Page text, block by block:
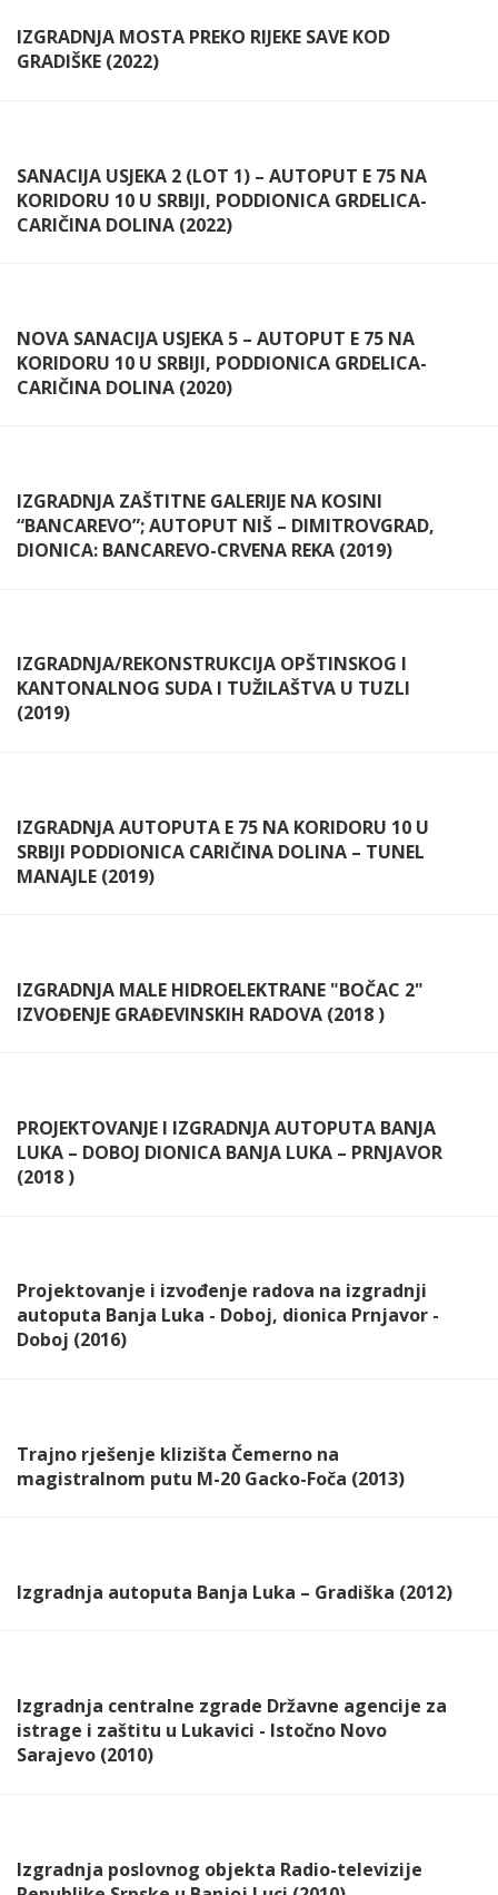
IZGRADNJA MOSTA PREKO RIJEKE SAVE KOD
GRADIŠKE (2022)
SANACIJA USJEKA 2 (LOT 1) – AUTOPUT E 75 NA
KORIDORU 10 U SRBIJI, PODDIONICA GRDELICA-
CARIČINA DOLINA (2022)
NOVA SANACIJA USJEKA 5 – AUTOPUT E 75 NA
KORIDORU 10 U SRBIJI, PODDIONICA GRDELICA-
CARIČINA DOLINA (2020)
IZGRADNJA ZAŠTITNE GALERIJE NA KOSINI
“BANCAREVO”; AUTOPUT NIŠ – DIMITROVGRAD,
DIONICA: BANCAREVO-CRVENA REKA (2019)
IZGRADNJA/REKONSTRUKCIJA OPŠTINSKOG I
KANTONALNOG SUDA I TUŽILAŠTVA U TUZLI
(2019)
IZGRADNJA AUTOPUTA E 75 NA KORIDORU 10 U
SRBIJI PODDIONICA CARIČINA DOLINA – TUNEL
MANAJLE (2019)
IZGRADNJA MALE HIDROELEKTRANE "BOČAC 2"
IZVOĐENJE GRAĐEVINSKIH RADOVA (2018 )
PROJEKTOVANJE I IZGRADNJA AUTOPUTA BANJA
LUKA – DOBOJ DIONICA BANJA LUKA – PRNJAVOR
(2018 )
Projektovanje i izvođenje radova na izgradnji
autoputa Banja Luka - Doboj, dionica Prnjavor -
Doboj (2016)
Trajno rješenje klizišta Čemerno na
magistralnom putu M-20 Gacko-Foča (2013)
Izgradnja autoputa Banja Luka – Gradiška (2012)
Izgradnja centralne zgrade Državne agencije za
istrage i zaštitu u Lukavici - Istočno Novo
Sarajevo (2010)
Izgradnja poslovnog objekta Radio-televizije